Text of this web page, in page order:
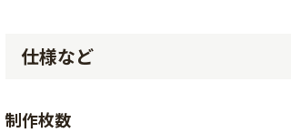
仕様など
制作枚数